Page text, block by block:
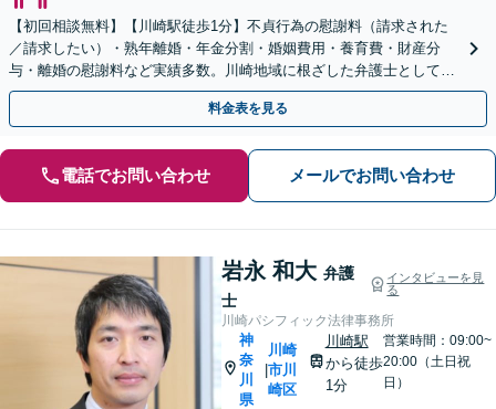
【初回相談無料】【川崎駅徒歩1分】不貞行為の慰謝料（請求された
／請求したい）・熟年離婚・年金分割・婚姻費用・養育費・財産分
与・離婚の慰謝料など実績多数。川崎地域に根ざした弁護士として、
あなたの人生の再スタートを全力で後押しします。
料金表を見る
電話でお問い合わせ メールでお問い合わせ
岩永 和大 弁護
士
インタビューを見
る
川崎パシフィック法律事務所
神
奈
川
県
|
川崎
市川
崎区
川崎駅
から徒歩
1分
営業時間：09:00~
20:00（土日祝
日）